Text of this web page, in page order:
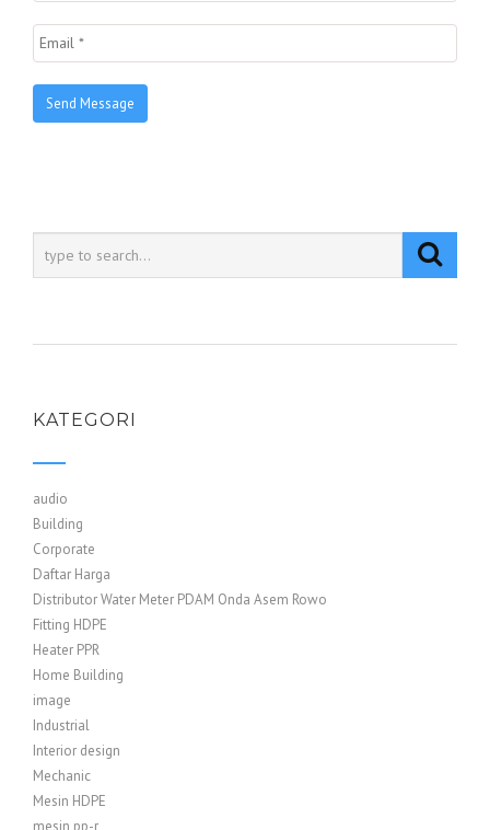
KATEGORI
audio
Building
Corporate
Daftar Harga
Distributor Water Meter PDAM Onda Asem Rowo
Fitting HDPE
Heater PPR
Home Building
image
Industrial
Interior design
Mechanic
Mesin HDPE